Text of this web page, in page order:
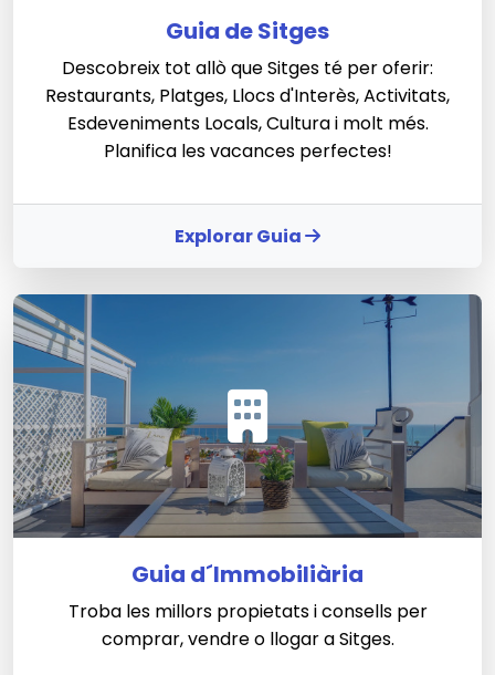
Guia de Sitges
Descobreix tot allò que Sitges té per oferir:
Restaurants, Platges, Llocs d'Interès, Activitats,
Esdeveniments Locals, Cultura i molt més.
Planifica les vacances perfectes!
Explorar Guia
Guia d´Immobiliària
Troba les millors propietats i consells per
comprar, vendre o llogar a Sitges.